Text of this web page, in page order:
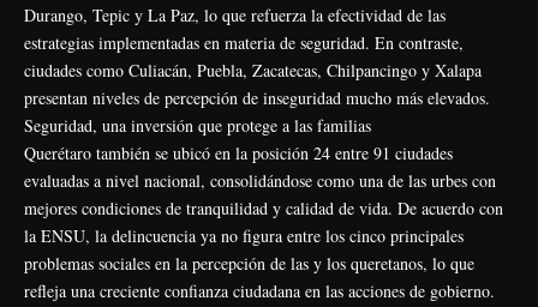
Durango, Tepic y La Paz, lo que refuerza la efectividad de las
estrategias implementadas en materia de seguridad. En contraste,
ciudades como Culiacán, Puebla, Zacatecas, Chilpancingo y Xalapa
presentan niveles de percepción de inseguridad mucho más elevados.
Seguridad, una inversión que protege a las familias
Querétaro también se ubicó en la posición 24 entre 91 ciudades
evaluadas a nivel nacional, consolidándose como una de las urbes con
mejores condiciones de tranquilidad y calidad de vida. De acuerdo con
la ENSU, la delincuencia ya no figura entre los cinco principales
problemas sociales en la percepción de las y los queretanos, lo que
refleja una creciente confianza ciudadana en las acciones de gobierno.